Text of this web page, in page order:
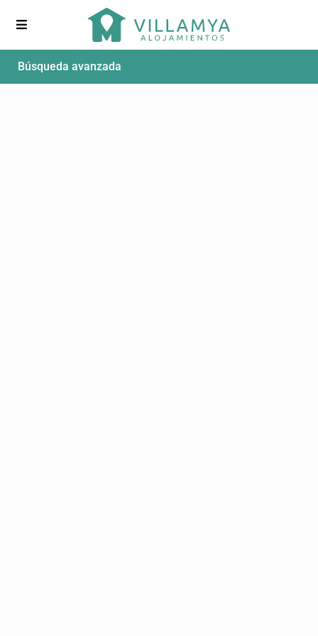
Búsqueda avanzada